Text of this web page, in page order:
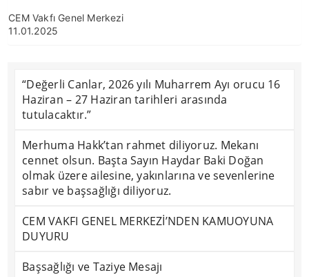
CEM Vakfı Genel Merkezi
11.01.2025
“Değerli Canlar, 2026 yılı Muharrem Ayı orucu 16
Haziran – 27 Haziran tarihleri arasında
tutulacaktır.”
Merhuma Hakk’tan rahmet diliyoruz. Mekanı
cennet olsun. Başta Sayın Haydar Baki Doğan
olmak üzere ailesine, yakınlarına ve sevenlerine
sabır ve başsağlığı diliyoruz.
CEM VAKFI GENEL MERKEZİ’NDEN KAMUOYUNA
DUYURU
Başsağlığı ve Taziye Mesajı